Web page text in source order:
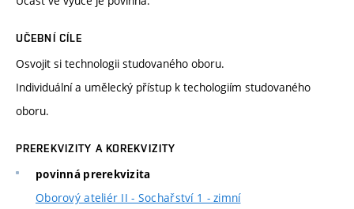
UČEBNÍ CÍLE
Osvojit si technologii studovaného oboru.
Individuální a umělecký přístup k techologiím studovaného
oboru.
PREREKVIZITY A KOREKVIZITY
povinná prerekvizita
Oborový ateliér II - Sochařství 1 - zimní